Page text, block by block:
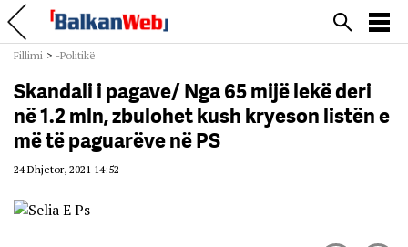
Fillimi > -Politikë
Skandali i pagave/ Nga 65 mijë lekë deri
në 1.2 mln, zbulohet kush kryeson listën e
më të paguarëve në PS
24 Dhjetor, 2021 14:52